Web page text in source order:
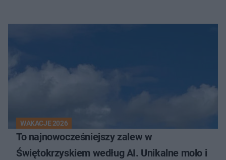
WAKACJE 2026
To najnowocześniejszy zalew w
Świętokrzyskiem według AI. Unikalne molo i